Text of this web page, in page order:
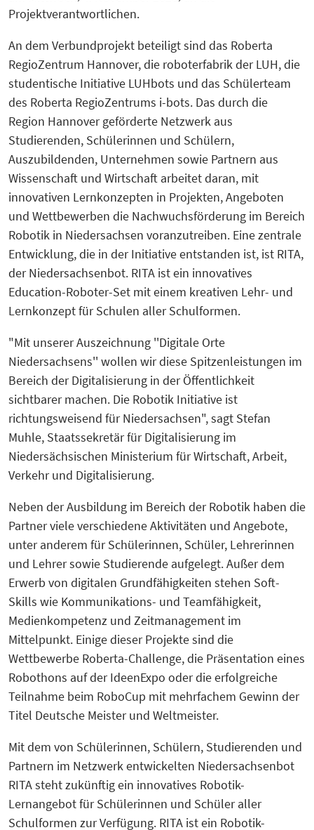
Projektverantwortlichen.
An dem Verbundprojekt beteiligt sind das Roberta
RegioZentrum Hannover, die roboterfabrik der LUH, die
studentische Initiative LUHbots und das Schülerteam
des Roberta RegioZentrums i-bots. Das durch die
Region Hannover geförderte Netzwerk aus
Studierenden, Schülerinnen und Schülern,
Auszubildenden, Unternehmen sowie Partnern aus
Wissenschaft und Wirtschaft arbeitet daran, mit
innovativen Lernkonzepten in Projekten, Angeboten
und Wettbewerben die Nachwuchsförderung im Bereich
Robotik in Niedersachsen voranzutreiben. Eine zentrale
Entwicklung, die in der Initiative entstanden ist, ist RITA,
der Niedersachsenbot. RITA ist ein innovatives
Education-Roboter-Set mit einem kreativen Lehr- und
Lernkonzept für Schulen aller Schulformen.
"Mit unserer Auszeichnung ''Digitale Orte
Niedersachsens'' wollen wir diese Spitzenleistungen im
Bereich der Digitalisierung in der Öffentlichkeit
sichtbarer machen. Die Robotik Initiative ist
richtungsweisend für Niedersachsen", sagt Stefan
Muhle, Staatssekretär für Digitalisierung im
Niedersächsischen Ministerium für Wirtschaft, Arbeit,
Verkehr und Digitalisierung.
Neben der Ausbildung im Bereich der Robotik haben die
Partner viele verschiedene Aktivitäten und Angebote,
unter anderem für Schülerinnen, Schüler, Lehrerinnen
und Lehrer sowie Studierende aufgelegt. Außer dem
Erwerb von digitalen Grundfähigkeiten stehen Soft-
Skills wie Kommunikations- und Teamfähigkeit,
Medienkompetenz und Zeitmanagement im
Mittelpunkt. Einige dieser Projekte sind die
Wettbewerbe Roberta-Challenge, die Präsentation eines
Robothons auf der IdeenExpo oder die erfolgreiche
Teilnahme beim RoboCup mit mehrfachem Gewinn der
Titel Deutsche Meister und Weltmeister.
Mit dem von Schülerinnen, Schülern, Studierenden und
Partnern im Netzwerk entwickelten Niedersachsenbot
RITA steht zukünftig ein innovatives Robotik-
Lernangebot für Schülerinnen und Schüler aller
Schulformen zur Verfügung. RITA ist ein Robotik-